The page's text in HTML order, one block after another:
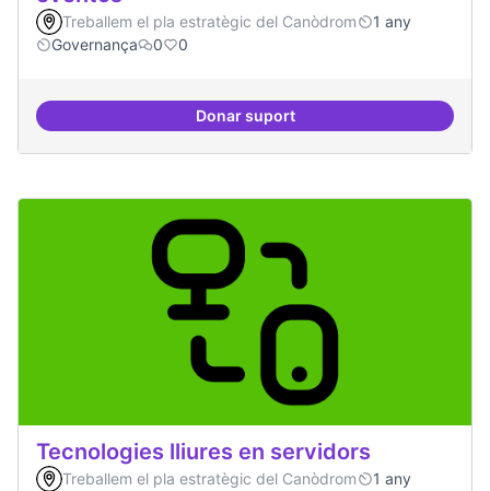
Treballem el pla estratègic del Canòdrom
1 any
Governança
0 0
Donar suportGrupos de trabajo para
Tecnologies lliures en servidors
Treballem el pla estratègic del Canòdrom
1 any